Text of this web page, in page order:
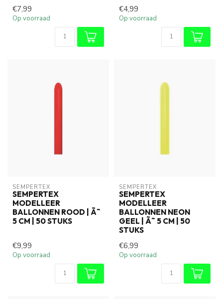
€7,99
Op voorraad
€4,99
Op voorraad
SEMPERTEX
SEMPERTEX
MODELLEER
BALLONNEN ROOD | Ã˜
5 CM | 50 STUKS
€9,99
Op voorraad
SEMPERTEX
SEMPERTEX
MODELLEER
BALLONNEN NEON
GEEL | Ã˜ 5 CM | 50
STUKS
€6,99
Op voorraad